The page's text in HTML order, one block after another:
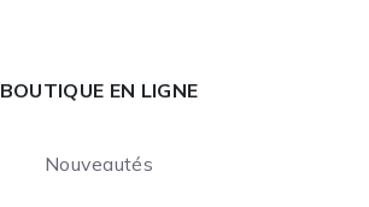
BOUTIQUE EN LIGNE
Nouveautés